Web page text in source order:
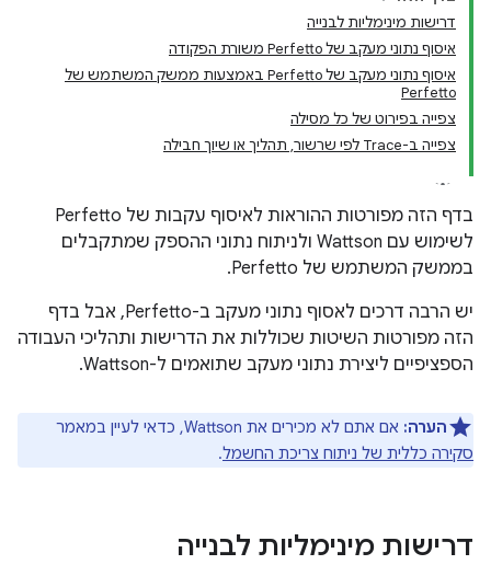
דרישות מינימליות לבנייה
איסוף נתוני מעקב של Perfetto משורת הפקודה
איסוף נתוני מעקב של Perfetto באמצעות ממשק המשתמש של
Perfetto
צפייה בפירוט של כל מסילה
צפייה ב-Trace לפי שרשור, תהליך או שיוך חבילה
בדף הזה מפורטות ההוראות לאיסוף עקבות של Perfetto
לשימוש עם Wattson ולניתוח נתוני ההספק שמתקבלים
בממשק המשתמש של Perfetto.
יש הרבה דרכים לאסוף נתוני מעקב ב-Perfetto, אבל בדף
הזה מפורטות השיטות שכוללות את הדרישות ותהליכי העבודה
הספציפיים ליצירת נתוני מעקב שתואמים ל-Wattson.
הערה: אם אתם לא מכירים את Wattson, כדאי לעיין במאמר
סקירה כללית של ניתוח צריכת החשמל.
דרישות מינימליות לבנייה